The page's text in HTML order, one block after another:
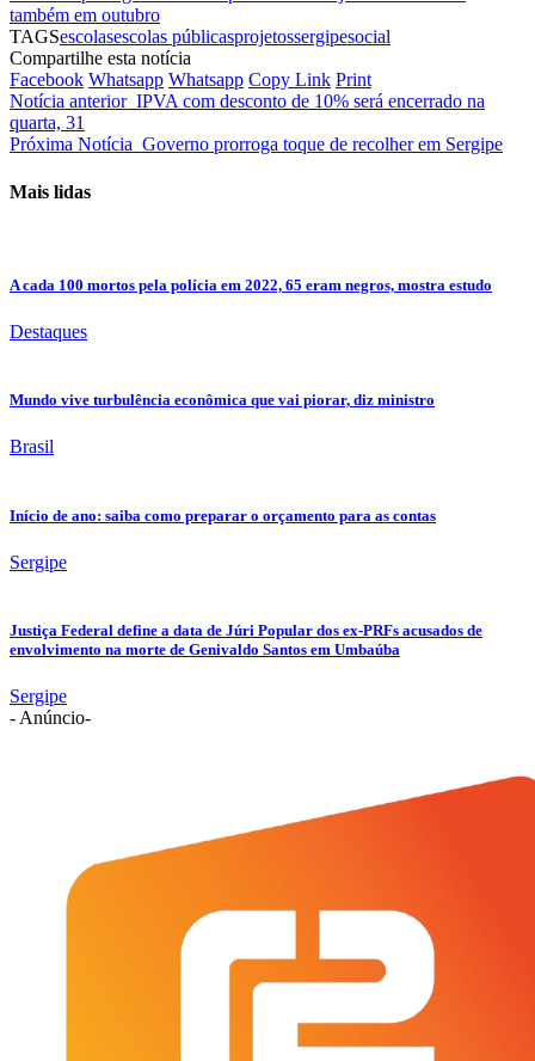
também em outubro
TAGSescolasescolas públicasprojetossergipesocial
Compartilhe esta notícia
Facebook Whatsapp Whatsapp Copy Link Print
Notícia anterior IPVA com desconto de 10% será encerrado na
quarta, 31
Próxima Notícia Governo prorroga toque de recolher em Sergipe
Mais lidas
A cada 100 mortos pela polícia em 2022, 65 eram negros, mostra estudo
Destaques
Mundo vive turbulência econômica que vai piorar, diz ministro
Brasil
Início de ano: saiba como preparar o orçamento para as contas
Sergipe
Justiça Federal define a data de Júri Popular dos ex-PRFs acusados de
envolvimento na morte de Genivaldo Santos em Umbaúba
Sergipe
- Anúncio-